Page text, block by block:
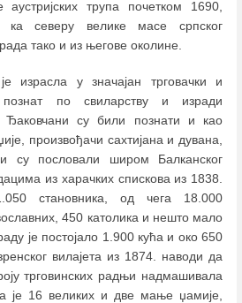
трупа почетком 1690,
ка северу велике масе српског
тако и из његове околине.
је израсла у значајан трговачки и
познат по свиларству и изради
су били познати и као
произвођачи сахтијана и дувана,
су пословали широм Балканског
из харачких спискова из 1838.
становника, од чега 18.000
450 католика и нешто мало
је постојало 1.900 кућа и око 650
вилајета из 1874. наводи да
трговинских радњи надмашивала
16 великих и две мање џамије,